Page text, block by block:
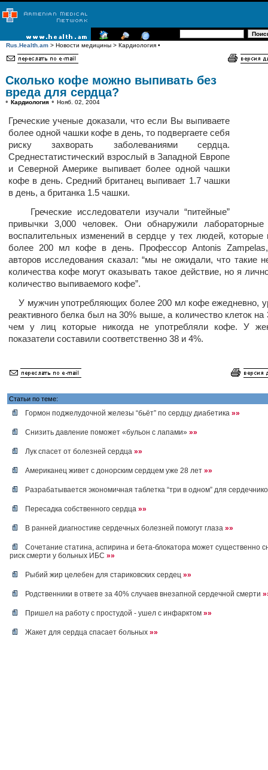
Rus.Health.am > Новости медицины > Кардиология •
Сколько кофе можно выпивать без
вреда для сердца?
• Кардиология• Нояб. 02, 2004
Греческие ученые доказали, что если Вы выпиваете
более одной чашки кофе в день, то подвергаете себя
риску захворать заболеваниями сердца.
Среднестатистический взрослый в Западной Европе
и Северной Америке выпивает более одной чашки
кофе в день. Средний британец выпивает 1.7 чашки
в день, а британка 1.5 чашки.
Греческие исследователи изучали “питейные”
привычки 3,000 человек. Они обнаружили лабораторные
воспалительных изменений в сердце у тех людей, которые
более 200 мл кофе в день. Профессор Antonis
авторов исследования сказал: “мы не ожидали, что такие
количества кофе могут оказывать такое действие, но я
количество выпиваемого кофе”.
У мужчин употребляющих более 200 мл кофе ежедневно,
реактивного белка был на 30% выше, а количество клеток
чем у лиц которые никогда не употребляли кофе. У
показатели составили соответственно 38 и 4%.
Статьи по теме:
Гормон поджелудочной железы “бьёт” по сердцу диабетика »»
Снизить давление поможет «бульон с лапами» »»
Лук спасет от болезней сердца »»
Американец живет с донорским сердцем уже 28 лет »»
Разрабатывается экономичная таблетка “три в одном” для
Пересадка собственного сердца »»
В ранней диагностике сердечных болезней помогут глаза »»
Сочетание статина, аспирина и бета-блокатора может существенно
риск смерти у больных ИБС »»
Рыбий жир целебен для стариковских сердец »»
Родственники в ответе за 40% случаев внезапной сердечной смерти
Пришел на работу с простудой - ушел с инфарктом »»
Жакет для сердца спасает больных »»